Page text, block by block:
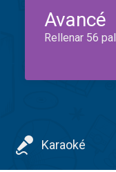
Avancé
Rellenar 56
Karaoké